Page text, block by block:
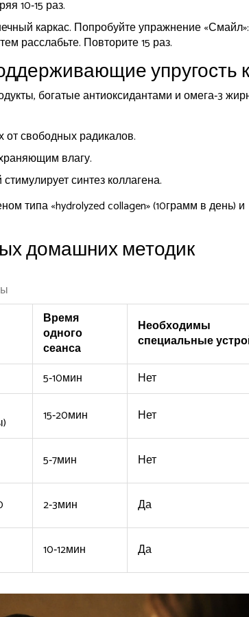
10‑15 раз.
каркас. Попробуйте упражнение «Смайл»:
расслабьте. Повторите 15 раз.
упругость
богатые антиоксидантами и омега‑3
от свободных радикалов.
влагу.
синтез коллагена.
типа «hydrolyzed collagen» (10грамм в день) и
домашних методик
Время
одного
сеанса
Необходимы
специальные
5‑10мин
Нет
15‑20мин
Нет
5‑7мин
Нет
2‑3мин Да
10‑12мин Да